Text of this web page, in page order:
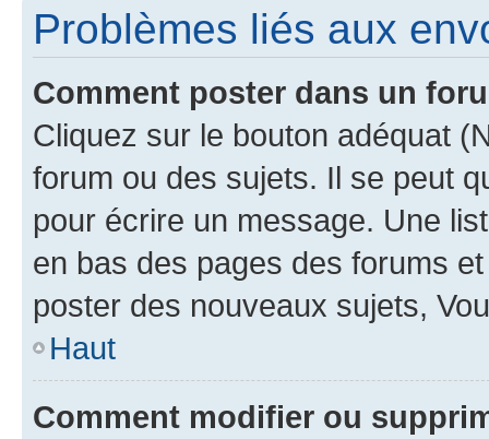
Problèmes liés aux
Comment poster dans un
Cliquez sur le bouton adéquat
forum ou des sujets. Il se peut
pour écrire un message. Une
en bas des pages des forums
poster des nouveaux sujets,
Haut
Comment modifier ou